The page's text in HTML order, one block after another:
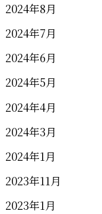
2024年8月
2024年7月
2024年6月
2024年5月
2024年4月
2024年3月
2024年1月
2023年11月
2023年1月